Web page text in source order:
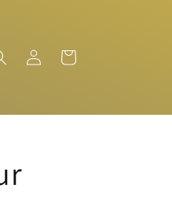
EinloggenWarenkorb